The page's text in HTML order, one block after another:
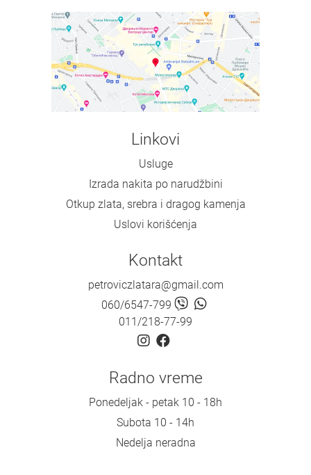
Linkovi
Usluge
Izrada nakita po narudžbini
Otkup zlata, srebra i dragog kamenja
Uslovi korišćenja
Kontakt
petroviczlatara@gmail.com
060/6547-799
011/218-77-99
Radno vreme
Ponedeljak - petak 10 - 18h
Subota 10 - 14h
Nedelja neradna